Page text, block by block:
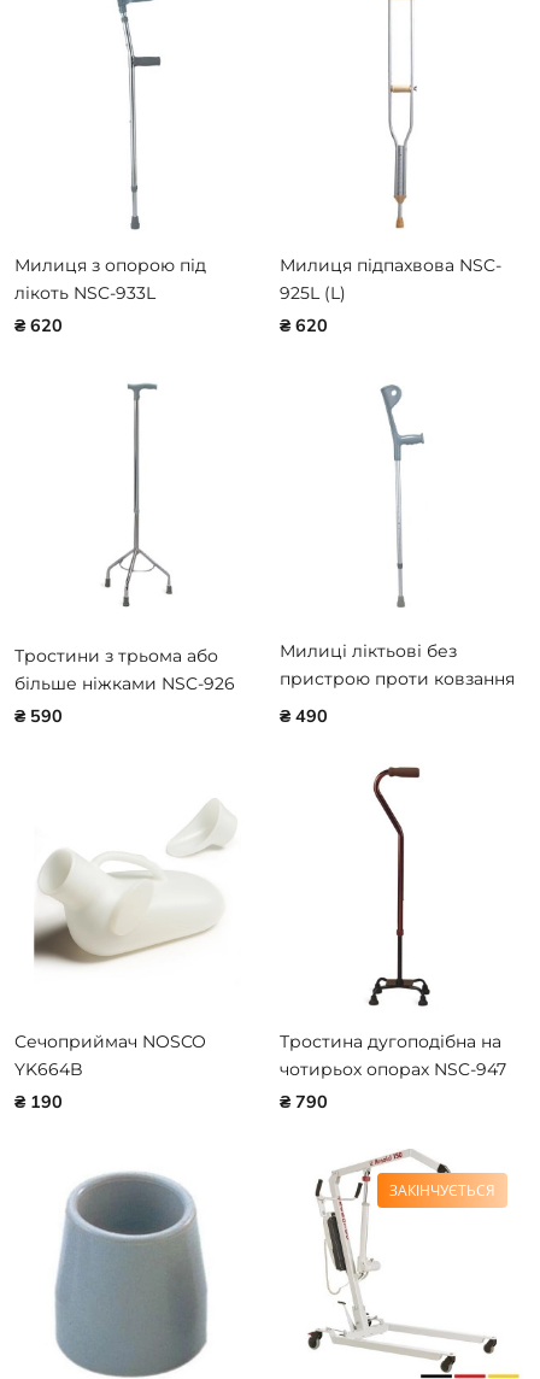
Милиця з опорою під
лікоть NSC-933L
₴ 620
Милиця підпахвова NSC-
925L (L)
₴ 620
Тростини з трьома або
більше ніжками NSC-926
₴ 590
Милиці ліктьові без
пристрою проти ковзання
NSC-937L
₴ 490
Сечоприймач NOSCO
YK664B
₴ 190
Тростина дугоподібна на
чотирьох опорах NSC-947
₴ 790
ЗАКІНЧУЄТЬСЯ